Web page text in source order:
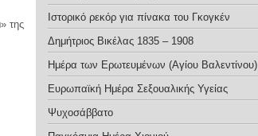
της
Ιστορικό ρεκόρ για πίνακα του Γκογκέν
Δημήτριος Βικέλας 1835 – 1908
Ημέρα των Ερωτευμένων (Αγίου Βαλεντίνου)
Ευρωπαϊκή Ημέρα Σεξoυαλικής Υγείας
Ψυχοσάββατο